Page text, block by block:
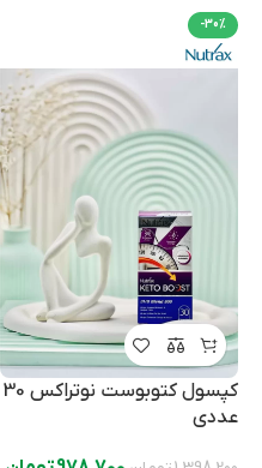
-30%
کپسول کتوبوست نوتراکس 30
عددی